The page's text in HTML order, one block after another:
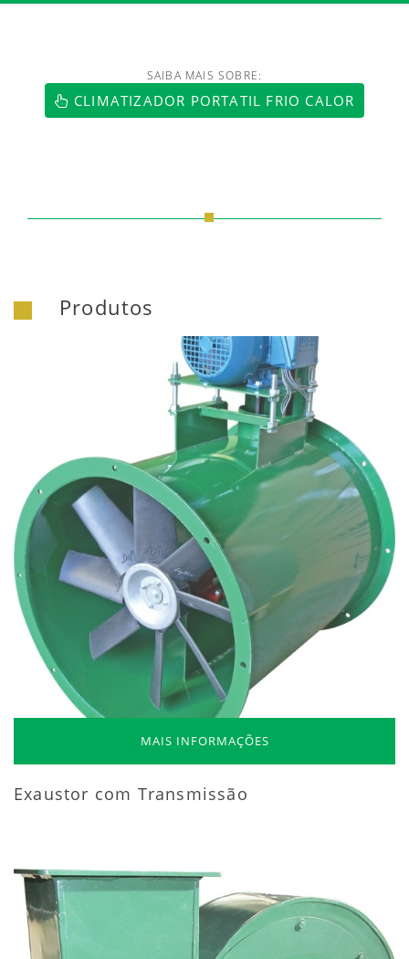
https://www.luftmaxi.com.br/
SAIBA MAIS SOBRE:
CLIMATIZADOR PORTATIL FRIO CALOR
Produtos
MAIS INFORMAÇÕES
Exaustor com Transmissão